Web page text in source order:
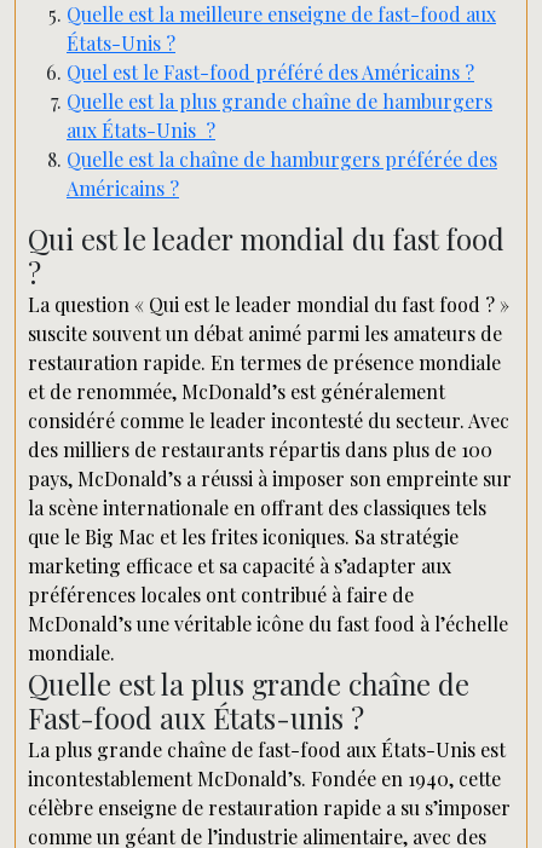
Quelle est la meilleure enseigne de fast-food aux
États-Unis ?
Quel est le Fast-food préféré des Américains ?
Quelle est la plus grande chaîne de hamburgers
aux États-Unis ?
Quelle est la chaîne de hamburgers préférée des
Américains ?
Qui est le leader mondial du fast food
?
La question « Qui est le leader mondial du fast food ? »
suscite souvent un débat animé parmi les amateurs de
restauration rapide. En termes de présence mondiale
et de renommée, McDonald’s est généralement
considéré comme le leader incontesté du secteur. Avec
des milliers de restaurants répartis dans plus de 100
pays, McDonald’s a réussi à imposer son empreinte sur
la scène internationale en offrant des classiques tels
que le Big Mac et les frites iconiques. Sa stratégie
marketing efficace et sa capacité à s’adapter aux
préférences locales ont contribué à faire de
McDonald’s une véritable icône du fast food à l’échelle
mondiale.
Quelle est la plus grande chaîne de
Fast-food aux États-unis ?
La plus grande chaîne de fast-food aux États-Unis est
incontestablement McDonald’s. Fondée en 1940, cette
célèbre enseigne de restauration rapide a su s’imposer
comme un géant de l’industrie alimentaire, avec des